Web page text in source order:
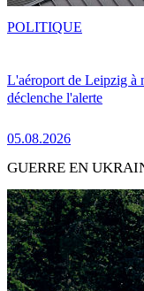
L'aéroport de Leipzig à
déclenche l'alerte
05.08.2026
POLITIQUE
GUERRE EN